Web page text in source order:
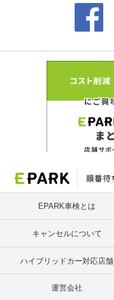
EPARK車検とは
キャンセルについて
ハイブリッドカー対応店舗
運営会社